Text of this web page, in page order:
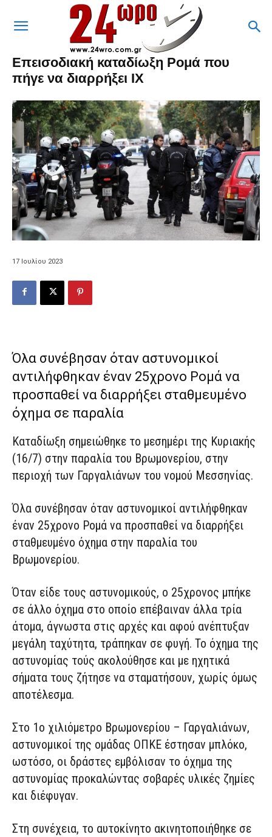
Επεισοδιακή καταδίωξη Ρομά που
πήγε να διαρρήξει ΙΧ
17 Ιουλίου 2023
Όλα συνέβησαν όταν αστυνομικοί
αντιλήφθηκαν έναν 25χρονο Ρομά να
προσπαθεί να διαρρήξει σταθμευμένο
όχημα σε παραλία
Καταδίωξη σημειώθηκε το μεσημέρι της Κυριακής
(16/7) στην παραλία του Βρωμονερίου, στην
περιοχή των Γαργαλιάνων του νομού Μεσσηνίας.
Όλα συνέβησαν όταν αστυνομικοί αντιλήφθηκαν
έναν 25χρονο Ρομά να προσπαθεί να διαρρήξει
σταθμευμένο όχημα στην παραλία του
Βρωμονερίου.
Όταν είδε τους αστυνομικούς, ο 25χρονος μπήκε
σε άλλο όχημα στο οποίο επέβαιναν άλλα τρία
άτομα, άγνωστα στις αρχές και αφού ανέπτυξαν
μεγάλη ταχύτητα, τράπηκαν σε φυγή. Το όχημα της
αστυνομίας τούς ακολούθησε και με ηχητικά
σήματα τους ζήτησε να σταματήσουν, χωρίς όμως
αποτέλεσμα.
Στο 1ο χιλιόμετρο Βρωμονερίου – Γαργαλιάνων,
αστυνομικοί της ομάδας ΟΠΚΕ έστησαν μπλόκο,
ωστόσο, οι δράστες εμβόλισαν το όχημα της
αστυνομίας προκαλώντας σοβαρές υλικές ζημίες
και διέφυγαν.
Στη συνέχεια, το αυτοκίνητο ακινητοποιήθηκε σε